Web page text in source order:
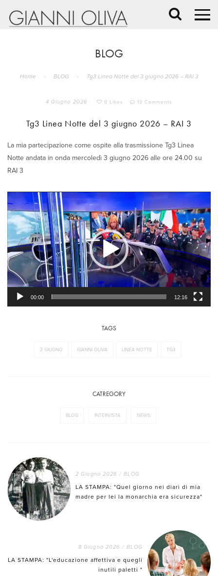
BLOG
Home - BLOG - Tg3 Linea Notte del 3 giugno 2026 – RAI 3
4 Giugno 2026 0 Likes 13 Comments
Tg3 Linea Notte del 3 giugno 2026 – RAI 3
La mia partecipazione come ospite alla trasmissione Tg3 Linea
Notte andata in onda mercoledì 3 giugno 2026 alle ore 24.00 su
RAI 3
Video
Player
00:00 12:16
TAGS
2 GIUGNO GIANNI OLIVA LINEA NOTTE TG3
CATREGORY
BLOG INTERVISTA NEWS
2 Giugno 2026 / BLOG
LA STAMPA: "Quel giorno nei diari di mia
madre per lei la monarchia era sicurezza"
8 Giugno 2026 / BLOG
LA STAMPA: "L'educazione affettiva e quegli
inutili paletti "